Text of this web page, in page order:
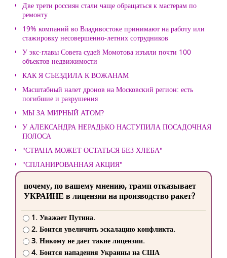
Две трети россиян стали чаще обращаться к мастерам по
ремонту
19% компаний во Владивостоке принимают на работу или
стажировку несовершенно-летних сотрудников
У экс-главы Совета судей Момотова изъяли почти 100
объектов недвижимости
КАК Я СЪЕЗДИЛА К ВОЖАНАМ
Масштабный налет дронов на Московский регион: есть
погибшие и разрушения
МЫ ЗА МИРНЫЙ АТОМ?
У АЛЕКСАНДРА НЕРАДЬКО НАСТУПИЛА ПОСАДОЧНАЯ
ПОЛОСА
"СТРАНА МОЖЕТ ОСТАТЬСЯ БЕЗ ХЛЕБА"
"СПЛАНИРОВАННАЯ АКЦИЯ"
почему, по вашему мнению, трамп отказывает
УКРАИНЕ в лицензии на производство ракет?
1. Уважает Путина.
2. Боится увеличить эскалацию конфликта.
3. Никому не дает такие лицензии.
4. Боится нападения Украины на США